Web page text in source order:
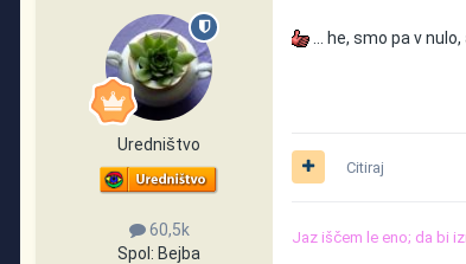
Uredništvo
60,5k
Spol: Bejba
... he, smo pa v
Citiraj
Jaz iščem le eno; da bi